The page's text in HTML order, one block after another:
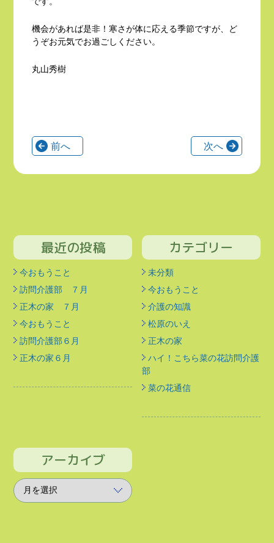
機会があれば是非！寒さが体に応える季節ですが、ど
うぞお元気でお過ごしください。
丸山秀樹
前へ 次へ
最近の投稿
今おもうこと
訪問介護部 ７月
正木の家 ７月
今おもうこと
訪問介護部６月
正木の家６月
カテゴリー
未分類
今おもうこと
介護の知識
松原のいえ
正木の家
ハイ！こちら菜の花訪問介護
部
菜の花通信
アーカイブ